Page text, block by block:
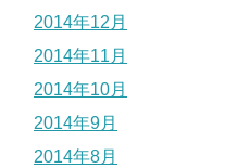
2014年12月
2014年11月
2014年10月
2014年9月
2014年8月